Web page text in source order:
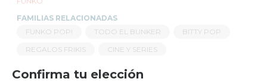
FAMILIAS RELACIONADAS
FUNKO POP!
TODO EL BUNKER
BITTY POP
REGALOS FRIKIS
CINE Y SERIES
STRANGER THINGS
FUNKO POP SERIES
Política de gestión de Cookies
Confirma tu elección